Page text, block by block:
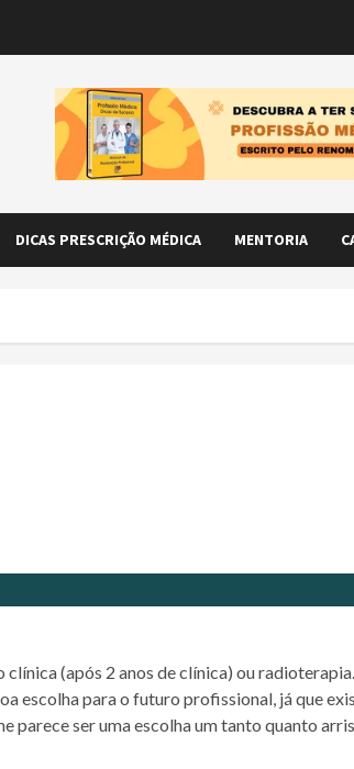
DICAS PRESCRIÇÃO MÉDICA MENTORIA
clínica (após 2 anos de clínica) ou
escolha para o futuro profissional, já que
parece ser uma escolha um tanto quanto